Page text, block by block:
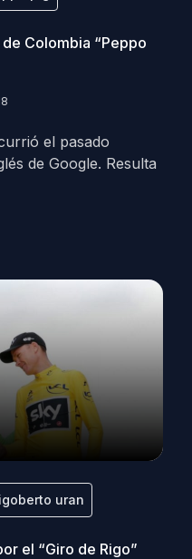
Colombia “Peppo
el pasado
de Google. Resulta
uran
el “Giro de Rigo”